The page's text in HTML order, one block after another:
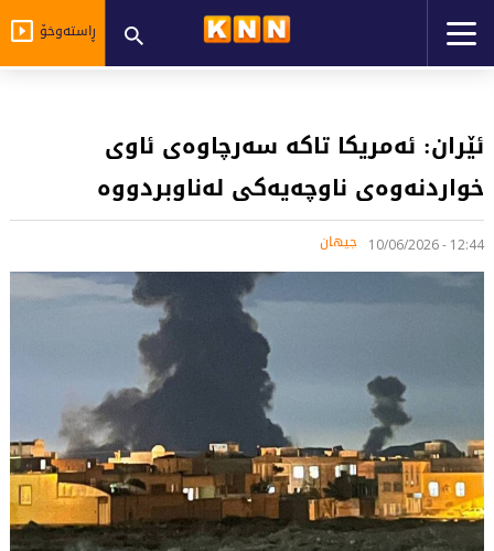
ڕاستەوخۆ
ئێران: ئەمریکا تاکە سەرچاوەی ئاوی
خواردنەوەی ناوچەیەکی لەناوبردووە
12:44 - 10/06/2026 جیهان